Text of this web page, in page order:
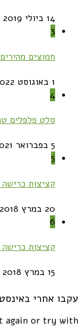
14 ביולי 2019
3
חמוצים מהירים
1 באוגוסט 2022
4
סלט פלפלים
5 בפברואר 2021
5
קציצות
20 במרץ 2018
6
קציצות
15 במרץ 2018
עקבו אחרי
again or try with